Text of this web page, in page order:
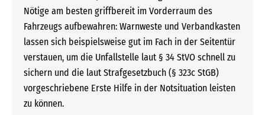
Nötige am besten griffbereit im Vorderraum des
Fahrzeugs aufbewahren: Warnweste und Verbandkasten
lassen sich beispielsweise gut im Fach in der Seitentür
verstauen, um die Unfallstelle laut § 34 StVO schnell zu
sichern und die laut Strafgesetzbuch (§ 323c StGB)
vorgeschriebene Erste Hilfe in der Notsituation leisten
zu können.